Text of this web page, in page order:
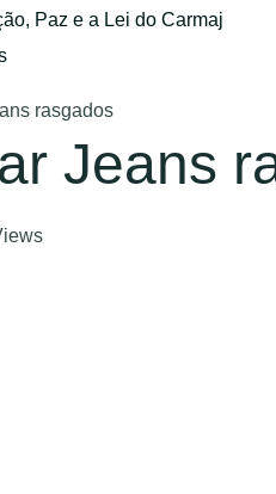
Paz e a Lei do Carmaj
rasgados
Jeans